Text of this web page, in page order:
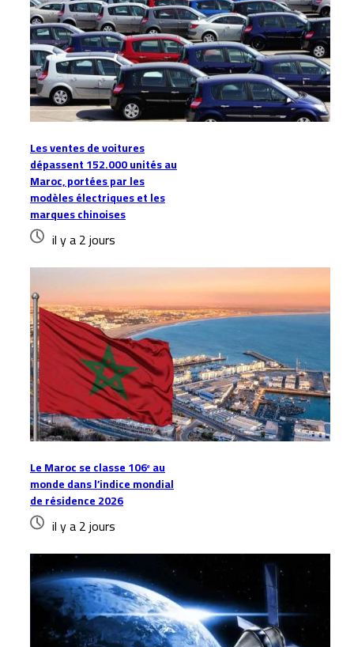
Les ventes de voitures
dépassent 152.000 unités au
Maroc, portées par les
modèles électriques et les
marques chinoises
il y a 2 jours
Le Maroc se classe 106ᵉ au
monde dans l’indice mondial
de résidence 2026
il y a 2 jours